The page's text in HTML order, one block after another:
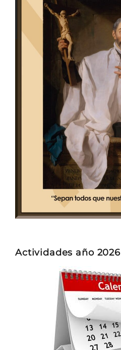
Actividades año 2026